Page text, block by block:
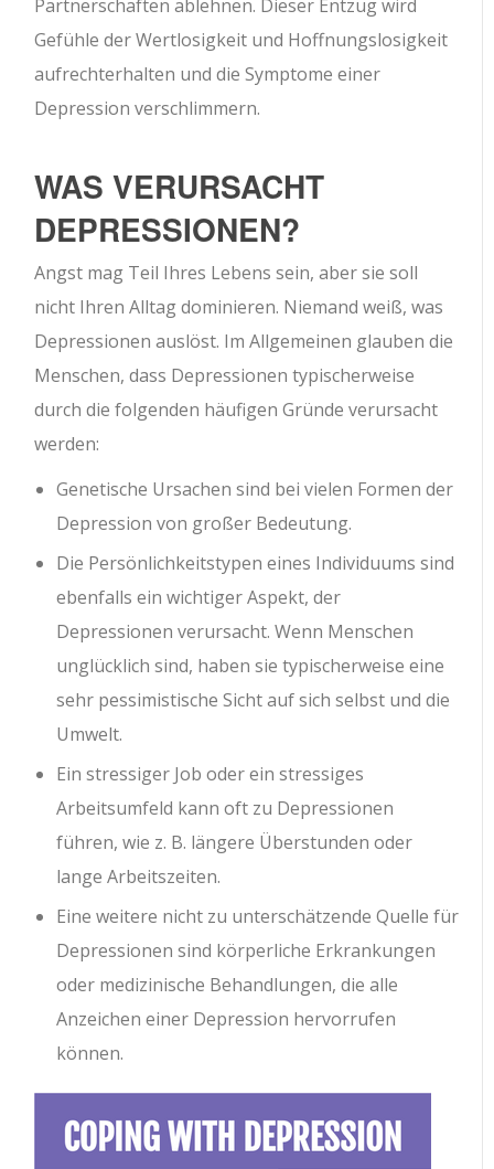
Partnerschaften ablehnen. Dieser Entzug wird
Gefühle der Wertlosigkeit und Hoffnungslosigkeit
aufrechterhalten und die Symptome einer
Depression verschlimmern.
WAS VERURSACHT
DEPRESSIONEN?
Angst mag Teil Ihres Lebens sein, aber sie soll
nicht Ihren Alltag dominieren. Niemand weiß, was
Depressionen auslöst. Im Allgemeinen glauben die
Menschen, dass Depressionen typischerweise
durch die folgenden häufigen Gründe verursacht
werden:
Genetische Ursachen sind bei vielen Formen der
Depression von großer Bedeutung.
Die Persönlichkeitstypen eines Individuums sind
ebenfalls ein wichtiger Aspekt, der
Depressionen verursacht. Wenn Menschen
unglücklich sind, haben sie typischerweise eine
sehr pessimistische Sicht auf sich selbst und die
Umwelt.
Ein stressiger Job oder ein stressiges
Arbeitsumfeld kann oft zu Depressionen
führen, wie z. B. längere Überstunden oder
lange Arbeitszeiten.
Eine weitere nicht zu unterschätzende Quelle für
Depressionen sind körperliche Erkrankungen
oder medizinische Behandlungen, die alle
Anzeichen einer Depression hervorrufen
können.